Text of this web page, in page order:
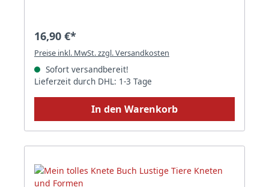
16,90 €*
Preise inkl. MwSt. zzgl. Versandkosten
Sofort versandbereit!
Lieferzeit durch DHL: 1-3 Tage
In den Warenkorb